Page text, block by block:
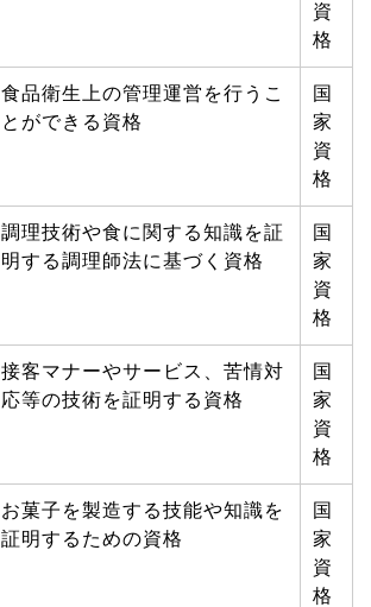
資
格
食品衛生上の管理運営を行うこ
とができる資格
国
家
資
格
調理技術や食に関する知識を証
明する調理師法に基づく資格
国
家
資
格
接客マナーやサービス、苦情対
応等の技術を証明する資格
国
家
資
格
お菓子を製造する技能や知識を
証明するための資格
国
家
資
格